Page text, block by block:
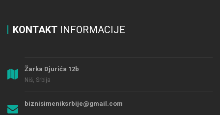
KONTAKT INFORMACIJE
Žarka Djurića 12b
Niš, Srbija
biznisimeniksrbije@gmail.com